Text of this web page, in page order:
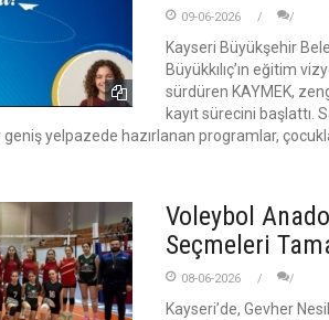
09-06-2026
Kayseri Büyükşehir
Büyükkılıç’ın eğitim
sürdüren KAYMEK,
kayıt sürecini başlattı.
yelpazede hazırlanan programlar,
Voleybol
Seçmeleri
08-06-2026
Kayseri’de, Gevher